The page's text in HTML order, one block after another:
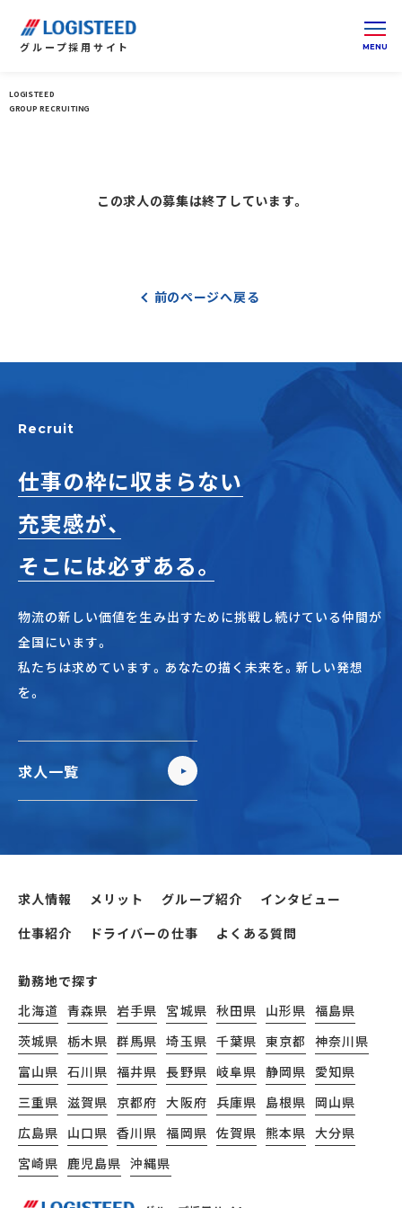
グループ採用サイト
LOGISTEED
GROUP RECRUITING
この求人の募集は終了しています。
前のページへ戻る
Recruit
仕事の枠に収まらない
充実感が、
そこには必ずある。
物流の新しい価値を生み出すために挑戦し続けている仲間が
全国にいます。
私たちは求めています。あなたの描く未来を。新しい発想
を。
求人一覧
求人情報 メリット グループ紹介
インタビュー
仕事紹介
ドライバーの仕事 よくある質問
勤務地で探す
北海道 青森県 岩手県 宮城県 秋田県 山形県 福島県
茨城県 栃木県 群馬県 埼玉県 千葉県 東京都 神奈川県
富山県 石川県 福井県 長野県 岐阜県 静岡県 愛知県
三重県 滋賀県 京都府 大阪府 兵庫県 島根県 岡山県
広島県 山口県 香川県 福岡県 佐賀県 熊本県 大分県
宮崎県 鹿児島県 沖縄県